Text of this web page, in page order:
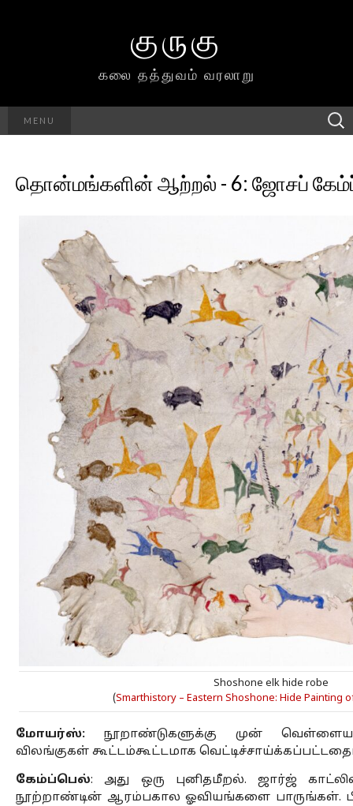
குருகு
கலை தத்துவம் வரலாறு
MENU
Searc
h for:
தொன்மங்களின் ஆற்றல் - 6: ஜோசப்
Shoshone elk hide robe
(Smarthistory – Eastern Shoshone: Hide Painting
மோயர்ஸ்: நூறாண்டுகளுக்கு முன்
விலங்குகள் கூட்டம்கூட்டமாக
கேம்ப்பெல்: அது ஒரு புனிதமீறல். ஜார்ஜ்
நூற்றாண்டின் ஆரம்பகால ஓவியங்களை பாருங்கள்.